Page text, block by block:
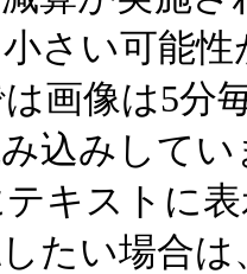
さい可能
画像は5分
込みして
キストに
たい場合